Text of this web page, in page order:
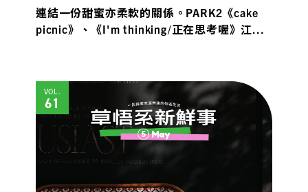
連結一份甜蜜亦柔軟的關係。PARK2《cake
picnic》、《I'm thinking/正在思考喔》江夏
VOL.
61